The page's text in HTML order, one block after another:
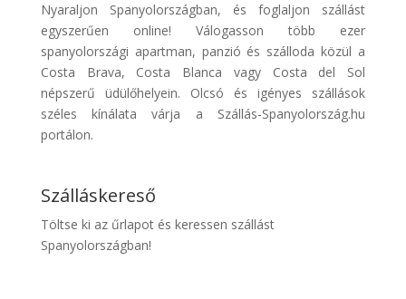
Autóbérlés
Discover
Cars
Transzfer
Taxi
Nyaraljon Spanyolországban, és foglaljon szállást
egyszerűen online! Válogasson több ezer
spanyolországi apartman, panzió és szálloda közül a
Costa Brava, Costa Blanca vagy Costa del Sol
népszerű üdülőhelyein. Olcsó és igényes szállások
széles kínálata várja a Szállás-Spanyolország.hu
portálon.
Szálláskereső
Töltse ki az űrlapot és keressen szállást
Spanyolországban!